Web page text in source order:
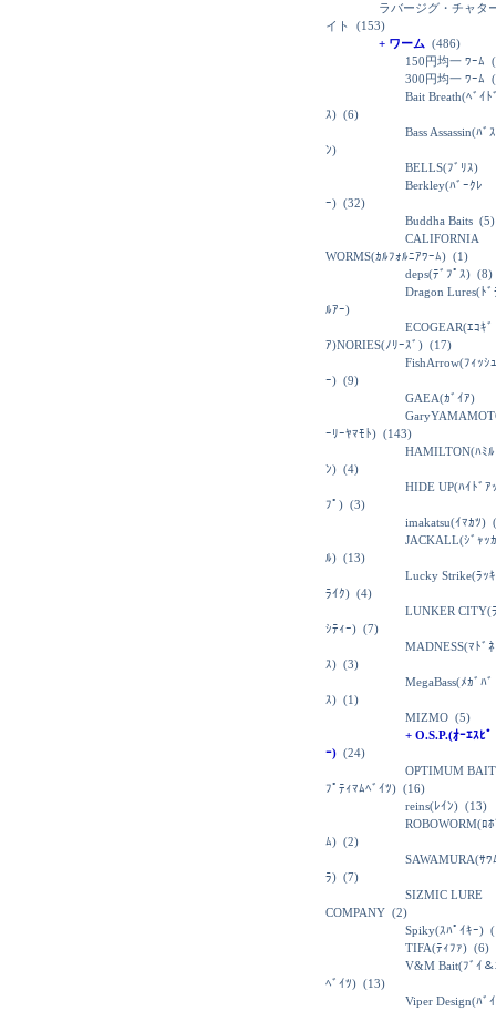
ラバージグ・チャタ
イト
(153)
+ ワーム (486)
150円均一 ﾜｰﾑ
300円均一 ﾜｰﾑ
Bait Breath(ﾍﾞｲﾄ
ｽ) (6)
Bass Assassin(ﾊﾞ
ﾝ)
BELLS(ﾌﾞﾘｽ)
Berkley(ﾊﾞｰｸﾚ
ｰ) (32)
Buddha Baits (5)
CALIFORNIA
WORMS(ｶﾙﾌｫﾙﾆｱﾜｰﾑ) (1)
deps(ﾃﾞﾌﾟｽ) (8)
Dragon Lures(ﾄﾞ
ﾙｱｰ)
ECOGEAR(ｴｺｷﾞ
ｱ)NORIES(ﾉﾘｰｽﾞ) (17)
FishArrow(ﾌｨｯｼ
ｰ) (9)
GAEA(ｶﾞｲｱ)
ｰﾘｰﾔﾏﾓﾄ) (143)
HAMILTON(ﾊﾐﾙ
ﾝ) (4)
HIDE UP(ﾊｲﾄﾞｱｯ
ﾌﾟ) (3)
imakatsu(ｲﾏｶﾂ)
JACKALL(ｼﾞｬｯｶ
ﾙ) (13)
Lucky Strike(ﾗｯ
ﾗｲｸ) (4)
LUNKER CITY(
ｼﾃｨｰ) (7)
MADNESS(ﾏﾄﾞﾈ
ｽ) (3)
MegaBass(ﾒｶﾞﾊﾞ
ｽ) (1)
MIZMO (5)
+ O.S.P.(ｵｰｴｽﾋﾟ
ｰ) (24)
OPTIMUM
ﾌﾟﾃｨﾏﾑﾍﾞｲﾂ) (16)
reins(ﾚｲﾝ) (13)
ROBOWORM(ﾛ
ﾑ) (2)
SAWAMURA(ｻﾜ
ﾗ) (7)
SIZMIC LURE
COMPANY (2)
Spiky(ｽﾊﾟｲｷｰ)
TIFA(ﾃｨﾌｧ) (6)
V&M Bait(ﾌﾞｲ＆
ﾍﾞｲﾂ) (13)
Viper Design(ﾊﾞ